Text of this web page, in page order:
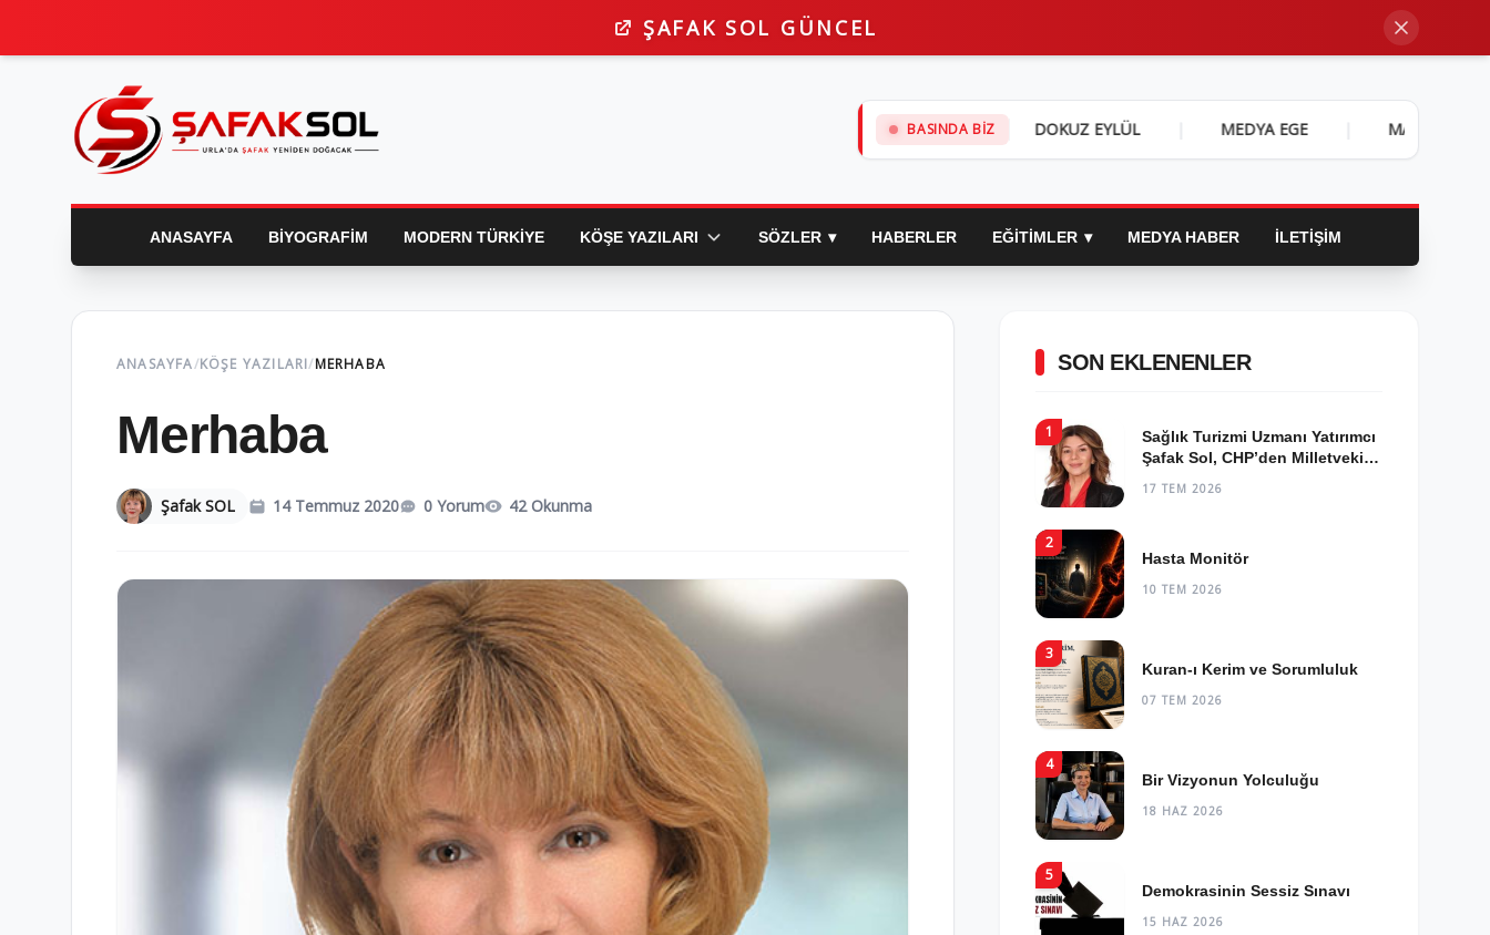
ŞAFAK SOL GÜNCEL
BASINDA BIZ
| DOKUZ EYLÜL | MEDYA EGE | MARMARA YAŞAM
ANASAYFA BIYOGRAFIM MODERN TÜRKIYE KÖŞE YAZILARI SÖZLER HABERLER EĞITIMLER MEDYA HABER İLETIŞIM
ANASAYFA/KÖŞE YAZILARI/MERHABA
Merhaba
Şafak SOL 14 Temmuz 2020 0 Yorum 42 Okunma
SON EKLENENLER
1
Sağlık Turizmi Uzmanı Yatırımcı
Şafak Sol, CHP’den Milletvekili
17 TEM 2026
2
Hasta Monitör
10 TEM 2026
3
Kuran-ı Kerim ve Sorumluluk
07 TEM 2026
4
Bir Vizyonun Yolculuğu
18 HAZ 2026
5
Demokrasinin Sessiz Sınavı
15 HAZ 2026